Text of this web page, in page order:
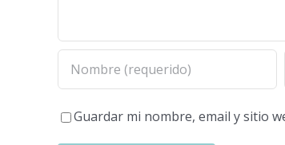
Guardar mi nombre, email y sitio